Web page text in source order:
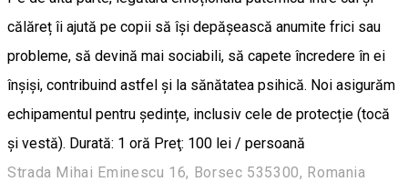
călăreț îi ajută pe copii să își depășească anumite frici sau
probleme, să devină mai sociabili, să capete încredere în ei
înșiși, contribuind astfel și la sănătatea psihică. Noi asigurăm
echipamentul pentru ședințe, inclusiv cele de protecție (tocă
și vestă). Durată: 1 oră Preţ: 100 lei / persoană
Strada Mihai Eminescu 16, Borsec 535300, Romania